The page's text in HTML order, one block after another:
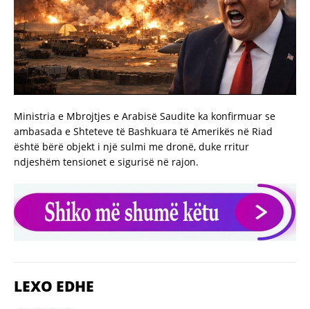
Ministria e Mbrojtjes e Arabisë Saudite ka konfirmuar se
ambasada e Shteteve të Bashkuara të Amerikës në Riad
është bërë objekt i një sulmi me dronë, duke rritur
ndjeshëm tensionet e sigurisë në rajon.
LEXO EDHE